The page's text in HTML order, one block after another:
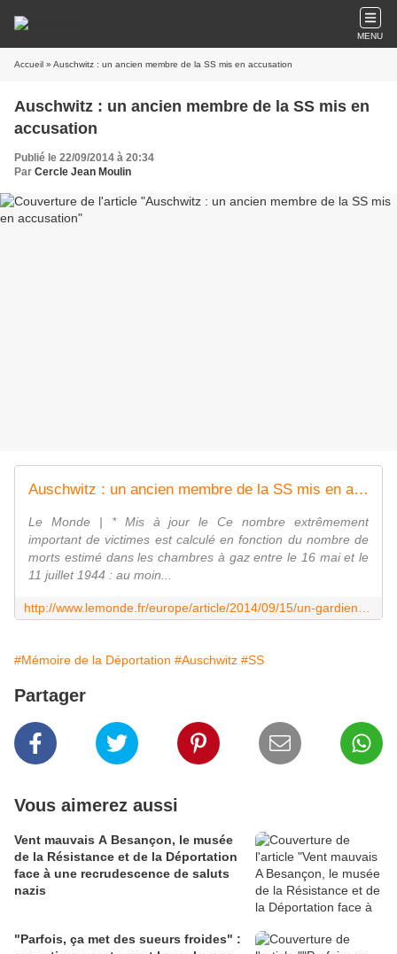
MENU
Accueil » Auschwitz : un ancien membre de la SS mis en accusation
Auschwitz : un ancien membre de la SS mis en
accusation
Publié le 22/09/2014 à 20:34
Par Cercle Jean Moulin
Auschwitz : un ancien membre de la SS mis en accusation
Le Monde | * Mis à jour le Ce nombre extrêmement
important de victimes est calculé en fonction du nombre de
morts estimé dans les chambres à gaz entre le 16 mai et le
11 juillet 1944 : au moin...
#Mémoire de la Déportation #Auschwitz #SS
Partager
Vous aimerez aussi
Vent mauvais A Besançon, le musée
de la Résistance et de la Déportation
face à une recrudescence de saluts
nazis
"Parfois, ça met des sueurs froides" :